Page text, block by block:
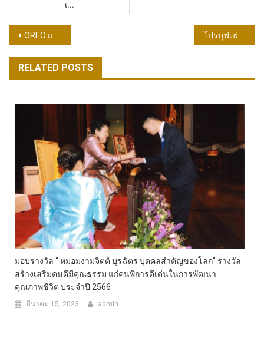
เ...
แนะแนว
เรื่อง
OREO แท็กทีม BTS สร้างปรากฏการณ์ความปังระดับโลก เปิดตัวคุกกี้ ลิมิเต็ด เอดิชั่น ที่ทุกคนรอคอย โอรีโอพร้อมเสิร์ฟรสชาติแห่งความทรงจำจาก Hometown ของ BTS ด้วยคุกกี้รส ‘โฮต็อก’ แพนเค้กบราวน์ชูการ์ที่มาพร้อมการเปิดตัวคุกกี้สีม่วงครั้งแรกเพื่อร่วมฉลองไปกับแฟนๆ BTS ครั้งแรกของ BTS ในการคอลแลบกับขนมระดับโลก! เตรียมสะสมคุกกี้ 13 ดีไซน์สุดพิเศษ ที่สมาชิกวง BTS ร่วมออกแบบเพื่อฉลองเส้นทางความสำเร็จในโอกาสเดบิวต์ครบรอบ 13 ปี ชวนทุกคนมาส่ง ‘Love Letters’ ถึง BTS ร่วมลุ้นให้ความในใจของคุณได้ออกไปอวดสายตา คนทั่วโลก!
RELATED POSTS
มอบรางวัล “ หม่อมงามจิตต์ บุรฉัตร บุคคลสำคัญของโลก” รางวัล
สร้างเสริมคนดีมีคุณธรรม แก่คนพิการดีเด่นในการพัฒนา
คุณภาพชีวิต ประจำปี 2566
มีนาคม 15, 2023 admin